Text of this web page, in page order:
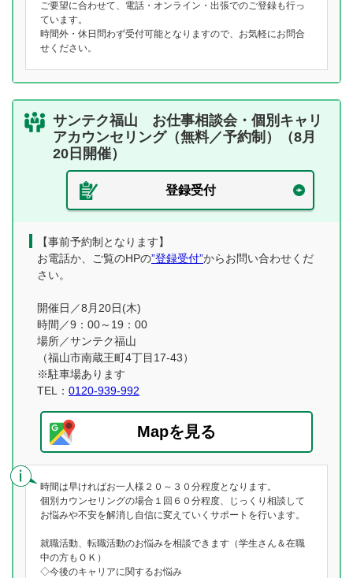
ご要望に合わせて、電話・オンライン・出張でのご登録も行っ
ています。
時間外・休日問わず受付可能となりますので、お気軽にお問合
せください。
サンテク福山 お仕事相談会・個別キャリ
アカウンセリング（無料／予約制）（8月
20日開催）
登録受付
【事前予約制となります】
お電話か、ご覧のHPの”登録受付”からお問い合わせくだ
さい。
開催日／8月20日(木)
時間／9：00～19：00
場所／サンテク福山
（福山市南蔵王町4丁目17-43）
※駐車場あります
TEL： 0120-939-992
Mapを見る
時間は早ければお一人様２０～３０分程度となります。
個別カウンセリングの場合１回６０分程度、じっくり相談して
お悩みや不安を解消し自信に変えていくサポートを行います。
就職活動、転職活動のお悩みを相談できます（学生さん＆在職
中の方もＯＫ）
◇今後のキャリアに関するお悩み